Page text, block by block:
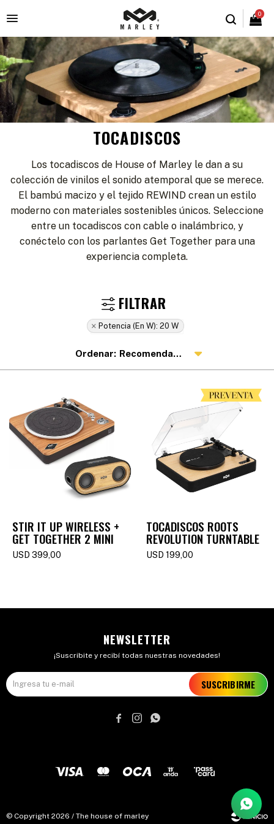
0

TOCADISCOS
Los tocadiscos de House of Marley le dan a su
colección de vinilos el sonido atemporal que se merece.
El bambú macizo y el tejido REWIND crean un estilo
moderno con materiales sostenibles únicos. Seleccione
entre un tocadiscos con cable o inalámbrico, y
conéctelo con los parlantes Get Together para una
experiencia completa.
Potencia (en W): 20 W
Recomendados
STIR IT UP WIRELESS +
GET TOGETHER 2 MINI
USD 399,00
TOCADISCOS ROOTS
REVOLUTION TURNTABLE
USD 199,00
NEWSLETTER
¡Suscribite y recibí todas nuestras novedades!
SUSCRIBIRME
  
© Copyright 2026 / The house of marley